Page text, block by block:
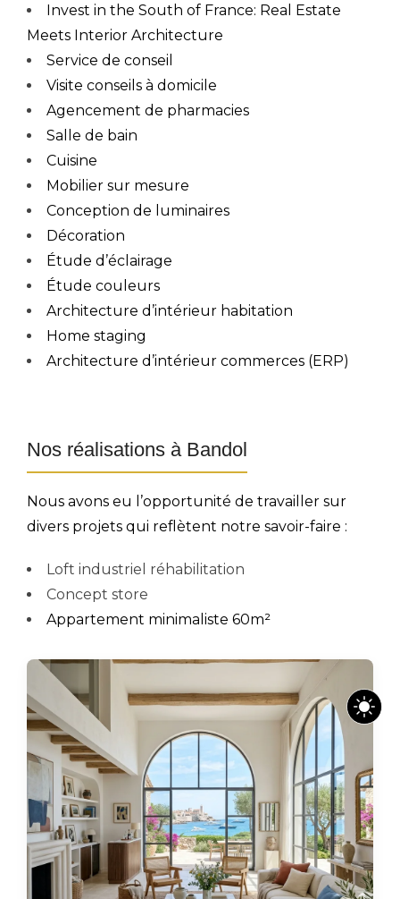
Invest in the South of France: Real Estate
Meets Interior Architecture
Service de conseil
Visite conseils à domicile
Agencement de pharmacies
Salle de bain
Cuisine
Mobilier sur mesure
Conception de luminaires
Décoration
Étude d’éclairage
Étude couleurs
Architecture d’intérieur habitation
Home staging
Architecture d’intérieur commerces (ERP)
Nos réalisations à Bandol
Nous avons eu l’opportunité de travailler sur
divers projets qui reflètent notre savoir-faire :
Loft industriel réhabilitation
Concept store
Appartement minimaliste 60m²